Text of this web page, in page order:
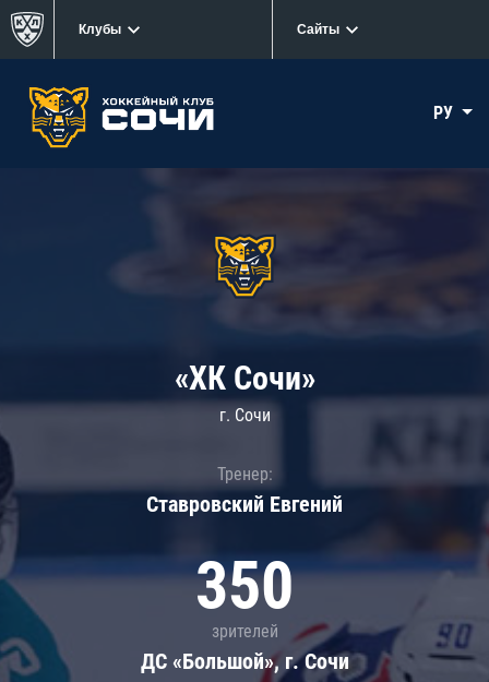
Клубы Сайты
РУ
«ХК Сочи»
г. Сочи
Тренер:
Ставровский Евгений
350
зрителей
ДС «Большой», г. Сочи